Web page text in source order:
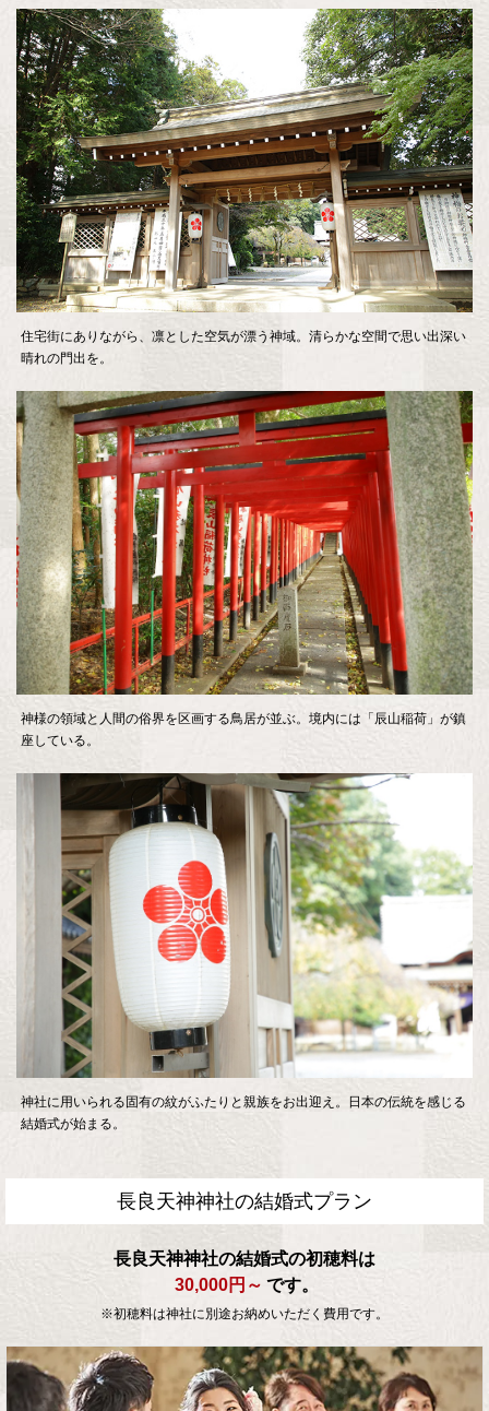
住宅街にありながら、凛とした空気が漂う神域。清らかな空間で思い出深い
晴れの門出を。
神様の領域と人間の俗界を区画する鳥居が並ぶ。境内には「辰山稲荷」が鎮
座している。
神社に用いられる固有の紋がふたりと親族をお出迎え。日本の伝統を感じる
結婚式が始まる。
長良天神神社の結婚式プラン
長良天神神社の結婚式の初穂料は
30,000円～ です。
※初穂料は神社に別途お納めいただく費用です。